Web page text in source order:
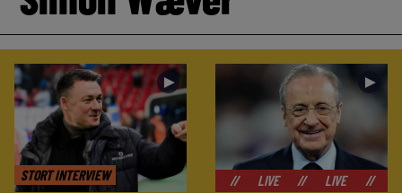
STORT INTERVIEW
► ►
// LIVE LIVE //